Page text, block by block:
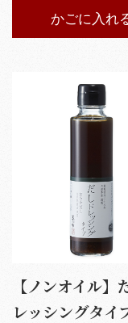
かごに入れ
【ノンオイル】
レッシングタイ